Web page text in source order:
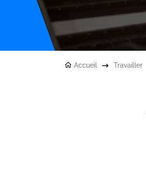
Accueil Travailler